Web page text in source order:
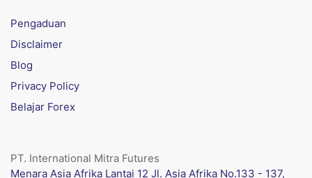
Pengaduan
Disclaimer
Blog
Privacy Policy
Belajar Forex
PT. International Mitra Futures
Menara Asia Afrika Lantai 12 Jl. Asia Afrika No.133 - 137,